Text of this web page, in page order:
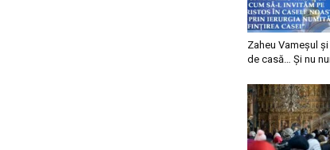
Zaheu Vameșul
de casă… Și nu